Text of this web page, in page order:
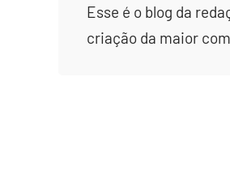
Esse é o blog da
criação da maior